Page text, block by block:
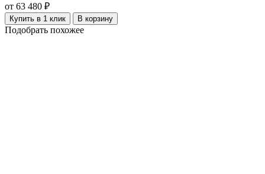
от 63 480 ₽
Купить в 1 клик В корзину
Подобрать похожее